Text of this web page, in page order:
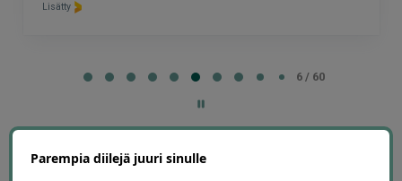
Lisätty
6 / 60
Parempia diilejä juuri sinulle